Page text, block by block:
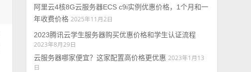
阿里云4核8G云服务器ECS c9i实例优惠价格，1个月和一
年收费价格 2025年11月2日
2023腾讯云学生服务器购买优惠价格和学生认证流程
2023年8月29日
云服务器哪家便宜？这家配置高价格更优惠 2023年1月13
日